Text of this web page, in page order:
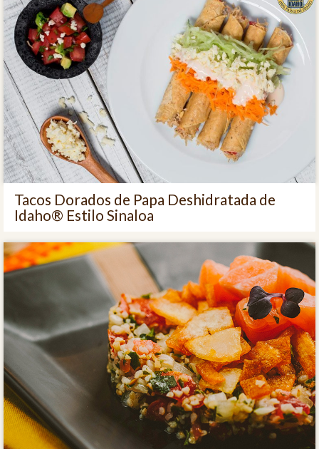
Tacos Dorados de Papa Deshidratada de
Idaho® Estilo Sinaloa